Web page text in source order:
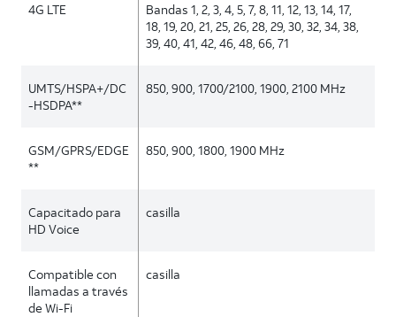
4G LTE
Bandas 1, 2, 3, 4, 5, 7, 8, 11, 12, 13, 14, 17,
18, 19, 20, 21, 25, 26, 28, 29, 30, 32, 34, 38,
39, 40, 41, 42, 46, 48, 66, 71
UMTS/HSPA+/DC
-HSDPA**
850, 900, 1700/2100, 1900, 2100 MHz
GSM/GPRS/EDGE
**
850, 900, 1800, 1900 MHz
Capacitado para
HD Voice
casilla
Compatible con
llamadas a través
de Wi-Fi
casilla